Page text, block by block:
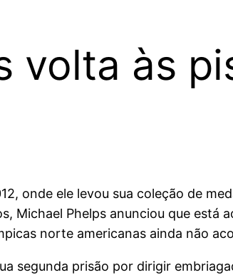
volta às
onde ele levou sua coleção de
Michael Phelps anunciou que está
norte americanas ainda não
segunda prisão por dirigir